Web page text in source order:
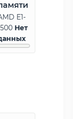
E1-
Нет